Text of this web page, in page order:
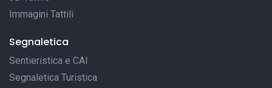
Immagini Tattili
Segnaletica
Sentieristica e CAI
Segnaletica Turistica